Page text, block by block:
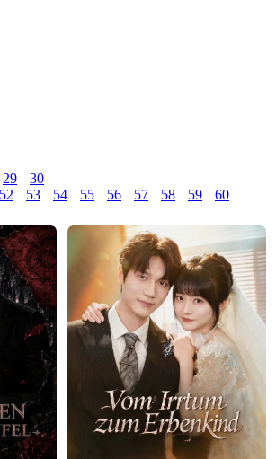
29
30
52 53 54 55 56 57 58 59 60